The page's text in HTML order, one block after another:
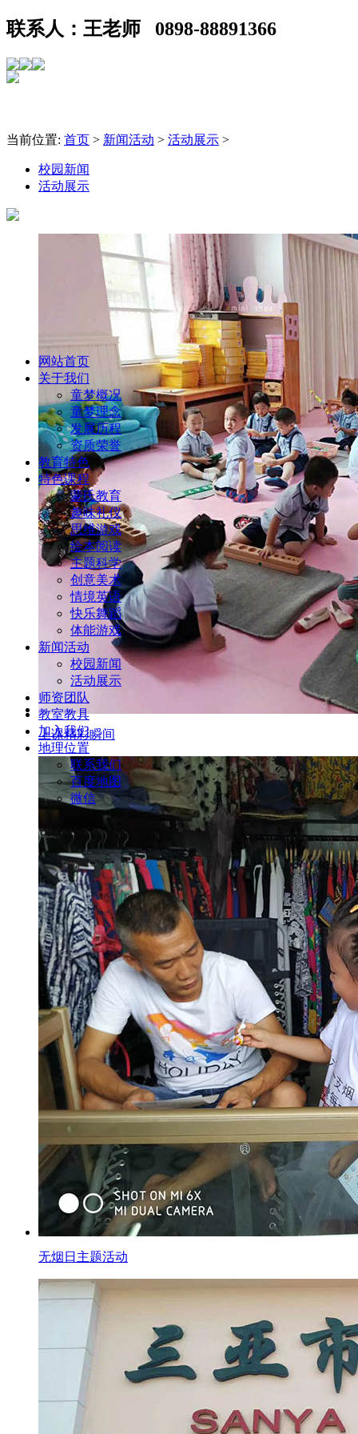
联系人：王老师 0898-88891366
网站首页
关于我们
童梦概况
童梦理念
发展历程
资质荣誉
教育特色
特色课程
蒙氏教育
趣味礼仪
思维游戏
绘本阅读
主题科学
创意美术
情境英语
快乐舞蹈
体能游戏
新闻活动
校园新闻
活动展示
师资团队
教室教具
加入我们
地理位置
联系我们
百度地图
微信
当前位置: 首页 > 新闻活动 > 活动展示 >
校园新闻
活动展示
上课精彩瞬间
无烟日主题活动